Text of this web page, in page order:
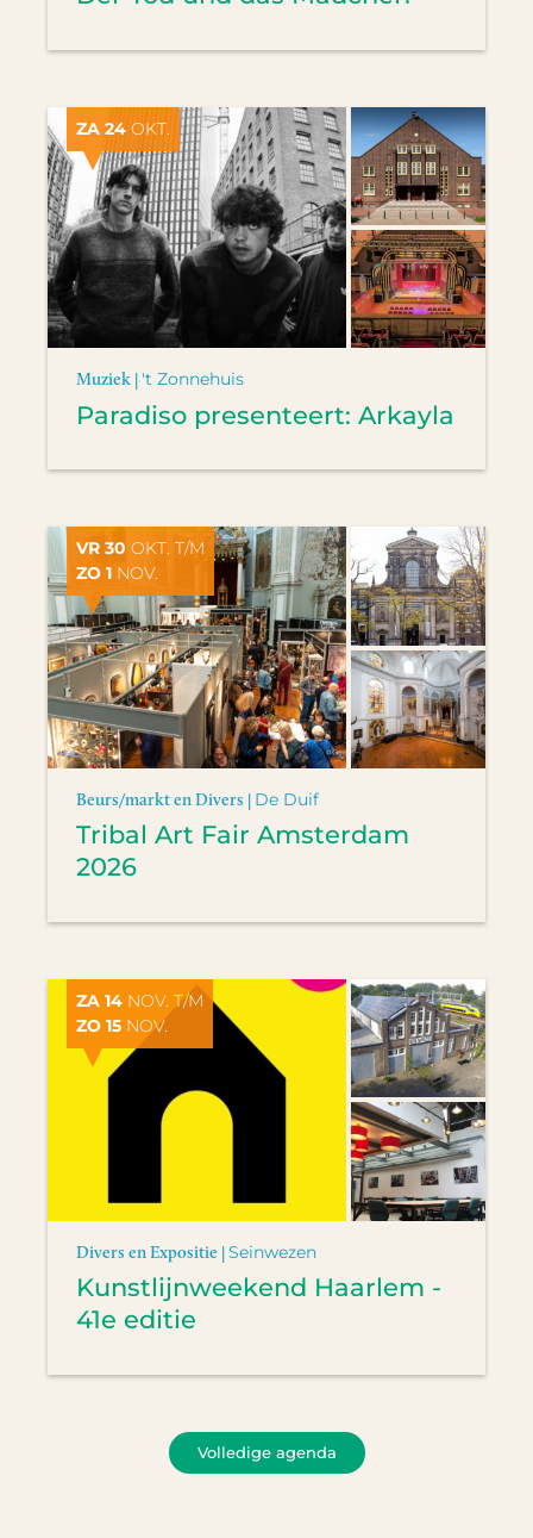
ZA 24 OKT.
Muziek | 't Zonnehuis
Paradiso presenteert: Arkayla
VR 30 OKT. T/M
ZO 1 NOV.
Beurs/markt en Divers | De Duif
Tribal Art Fair Amsterdam
2026
ZA 14 NOV. T/M
ZO 15 NOV.
Divers en Expositie |Seinwezen
Kunstlijnweekend Haarlem -
41e editie
Volledige agenda